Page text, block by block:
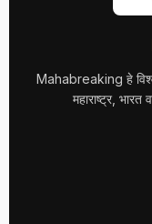
Mahabreaking हे
महाराष्ट्र, भारत